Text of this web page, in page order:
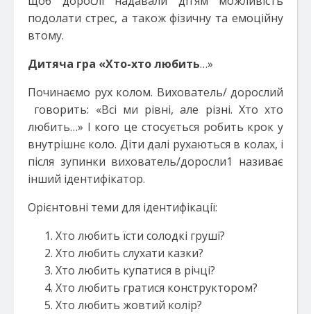
подолати стрес, а також фізичну та емоційну
втому.
Дитяча гра «Хто-хто любить…»
Починаємо рух колом. Вихователь/ дорослий
говорить: «Всі ми рівні, але різні. Хто хто
любить…» І кого це стосується робить крок у
внутрішнє коло. Діти далі рухаються в колах, і
після зупинки вихователь/доросли1 називає
інший ідентифікатор.
Орієнтовні теми для ідентифікації:
Хто любить їсти солодкі груші?
Хто любить слухати казки?
Хто любить купатися в річці?
Хто любить гратися конструктором?
Хто любить жовтий колір?